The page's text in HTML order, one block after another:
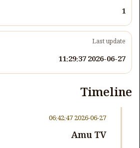
1
Last update
2026-06-27 11:29:37
Timeline
2026-06-27 06:42:47
Amu TV